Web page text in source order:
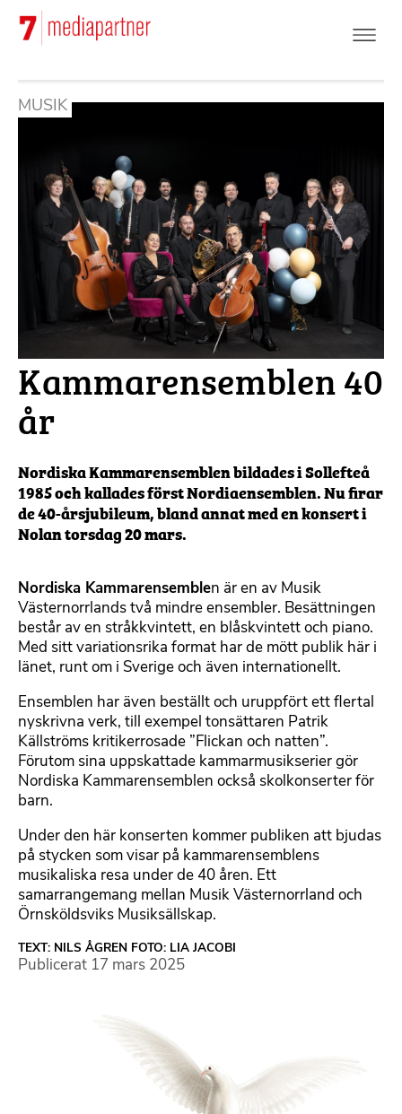
Hoppa
huvudinnehåll
MUSIK
Kammarensemblen 40
år
Nordiska Kammarensemblen bildades i Sollefteå
1985 och kallades först Nordiaensemblen. Nu firar
de 40-årsjubileum, bland annat med en konsert i
Nolan torsdag 20 mars.
Nordiska Kammarensemblen är en av Musik
Västernorrlands två mindre ensembler. Besättningen
består av en stråkkvintett, en blåskvintett och piano.
Med sitt variationsrika format har de mött publik här i
länet, runt om i Sverige och även internationellt.
Ensemblen har även beställt och uruppfört ett flertal
nyskrivna verk, till exempel tonsättaren Patrik
Källströms kritikerrosade ”Flickan och natten”.
Förutom sina uppskattade kammarmusikserier gör
Nordiska Kammarensemblen också skolkonserter för
barn.
Under den här konserten kommer publiken att bjudas
på stycken som visar på kammarensemblens
musikaliska resa under de 40 åren. Ett
samarrangemang mellan Musik Västernorrland och
Örnsköldsviks Musiksällskap.
TEXT: NILS ÅGREN FOTO: LIA JACOBI
Publicerat 17 mars 2025